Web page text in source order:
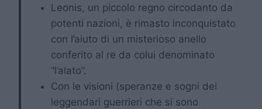
Leonis, un piccolo regno circodanto da
potenti nazioni, è rimasto inconquistato
con l’aiuto di un misterioso anello
conferito al re da colui denominato
“l’alato”.
Con le visioni (speranze e sogni dei
leggendari guerrieri che si sono